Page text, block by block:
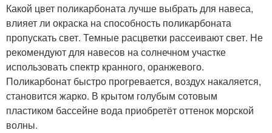
Какой цвет поликарбоната лучше выбрать для навеса,
влияет ли окраска на способность поликарбоната
пропускать свет. Темные расцветки рассеивают свет. Не
рекомендуют для навесов на солнечном участке
использовать спектр кранного, оранжевого.
Поликарбонат быстро прогревается, воздух накаляется,
становится жарко. В крытом голубым сотовым
пластиком бассейне вода приобретёт оттенок морской
волны.